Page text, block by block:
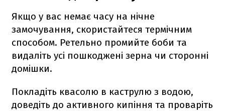
Якщо у вас немає часу на нічне
замочування, скористайтеся термічним
способом. Ретельно промийте боби та
видаліть усі пошкоджені зерна чи сторонні
домішки.
Покладіть квасолю в каструлю з водою,
доведіть до активного кипіння та проваріть